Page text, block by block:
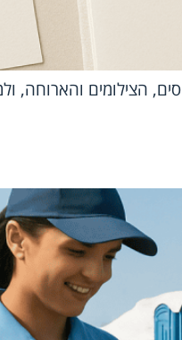
הצילומים והארוחה,